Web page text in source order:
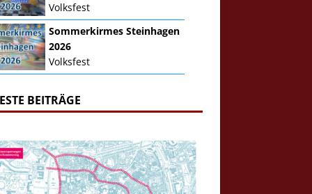
Volksfest
Sommerkirmes Steinhagen
2026
Volksfest
BEITRÄGE